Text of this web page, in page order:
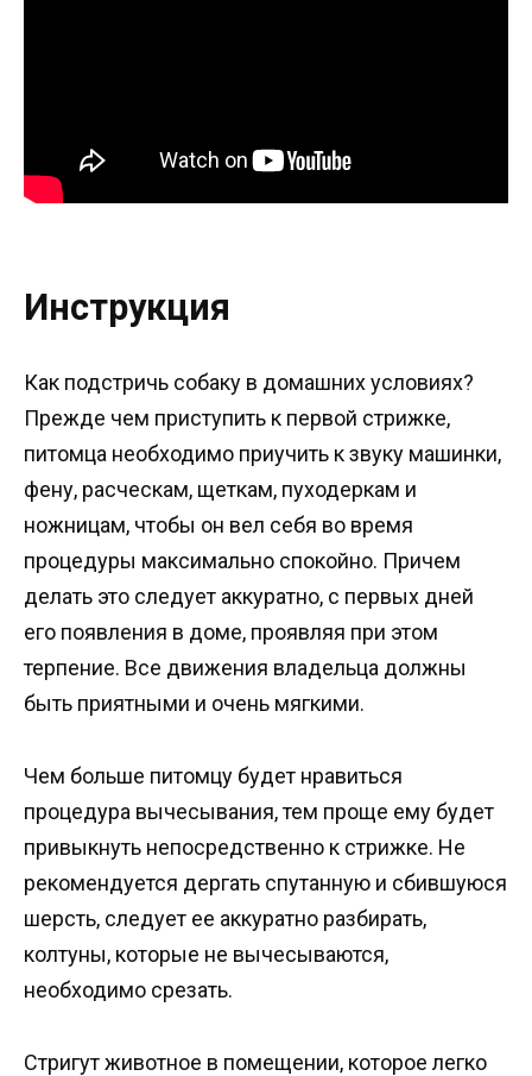
Инструкция
Как подстричь собаку в домашних условиях?
Прежде чем приступить к первой стрижке,
питомца необходимо приучить к звуку машинки,
фену, расческам, щеткам, пуходеркам и
ножницам, чтобы он вел себя во время
процедуры максимально спокойно. Причем
делать это следует аккуратно, с первых дней
его появления в доме, проявляя при этом
терпение. Все движения владельца должны
быть приятными и очень мягкими.
Чем больше питомцу будет нравиться
процедура вычесывания, тем проще ему будет
привыкнуть непосредственно к стрижке. Не
рекомендуется дергать спутанную и сбившуюся
шерсть, следует ее аккуратно разбирать,
колтуны, которые не вычесываются,
необходимо срезать.
Стригут животное в помещении, которое легко